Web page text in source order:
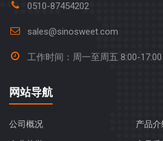
0510-87454202
sales@sinosweet.com
工作时间：周一至周五 8:00-17:00
网站导航
公司概况 产品介